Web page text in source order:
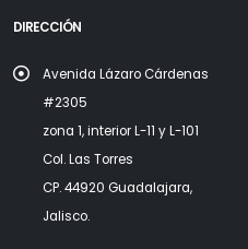
DIRECCIÓN
Avenida Lázaro Cárdenas
#2305
zona 1, interior L-11 y L-101
Col. Las Torres
CP. 44920 Guadalajara,
Jalisco.